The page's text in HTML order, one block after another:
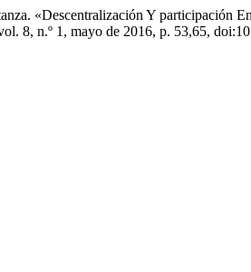
«Descentralización Y participación
8, n.º 1, mayo de 2016, p. 53,65,